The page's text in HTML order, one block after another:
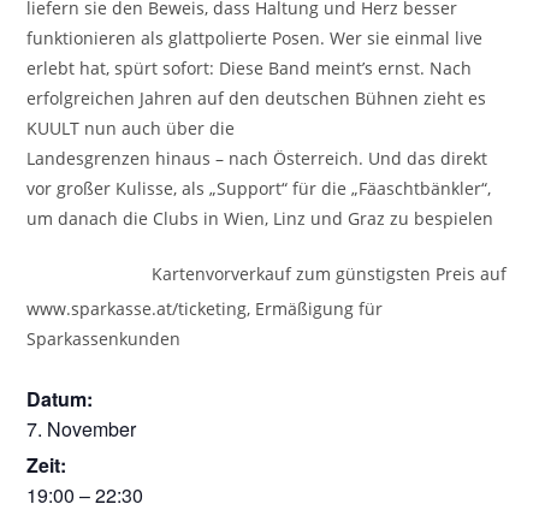
liefern sie den Beweis, dass Haltung und Herz besser
funktionieren als glattpolierte Posen. Wer sie einmal live
erlebt hat, spürt sofort: Diese Band meint’s ernst. Nach
erfolgreichen Jahren auf den deutschen Bühnen zieht es
KUULT nun auch über die
Landesgrenzen hinaus – nach Österreich. Und das direkt
vor großer Kulisse, als „Support“ für die „Fäaschtbänkler“,
um danach die Clubs in Wien, Linz und Graz zu bespielen
Kartenvorverkauf zum günstigsten Preis auf
www.sparkasse.at/ticketing, Ermäßigung für
Sparkassenkunden
Datum:
7. November
Zeit:
19:00 – 22:30